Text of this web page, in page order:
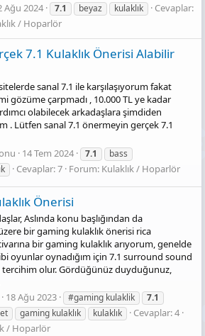
Ağu 2024 7.1 beyaz kulaklık
Cevaplar:
/ Hoparlör
7.1 Kulaklık Önerisi Alabilir
sanal 7.1 ile karşılaşıyorum fakat
gözüme çarpmadı , 10.000 TL ye kadar
olabilecek arkadaşlara şimdiden
. Lütfen sanal 7.1 önermeyin gerçek 7.1
14 Tem 2024 7.1
bass
Cevaplar: 7 Forum: Kulaklık / Hoparlör
Önerisi
Aslında konu başlığından da
bir gaming kulaklık önerisi rica
bir gaming kulaklık arıyorum, genelde
oyunlar oynadığım için 7.1 surround sound
tercihim olur. Gördüğünüz duyduğunuz,
18 Ağu 2023 #gaming kulaklik
7.1
gaming kulaklık kulaklık
Cevaplar: 4
/ Hoparlör